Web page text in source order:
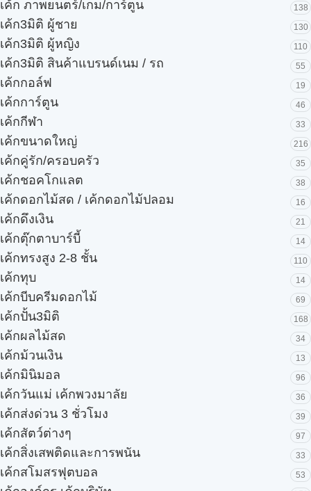
เค้ก ภาพยนตร์/เกม/การ์ตูน 138
เค้ก3มิติ ผู้ชาย 130
เค้ก3มิติ ผู้หญิง 110
เค้ก3มิติ สินค้าแบรนด์เนม / รถ 55
เค้กกอล์ฟ 19
เค้กการ์ตูน 46
เค้กกีฬา 33
เค้กขนาดใหญ่ 216
เค้กคู่รัก/ครอบครัว 35
เค้กชอคโกแลต 38
เค้กดอกไม้สด / เค้กดอกไม้ปลอม 16
เค้กดึงเงิน 21
เค้กตุ๊กตาบาร์บี้ 14
เค้กทรงสูง 2-8 ชั้น 110
เค้กทุบ 14
เค้กบีบครีมดอกไม้ 69
เค้กปั้น3มิติ 168
เค้กผลไม้สด 34
เค้กม้วนเงิน 13
เค้กมินิมอล 96
เค้กวันแม่ เค้กพวงมาลัย 36
เค้กส่งด่วน 3 ชั่วโมง 39
เค้กสัตว์ต่างๆ 97
เค้กสิ่งเสพติดและการพนัน 33
เค้กสโมสรฟุตบอล 53